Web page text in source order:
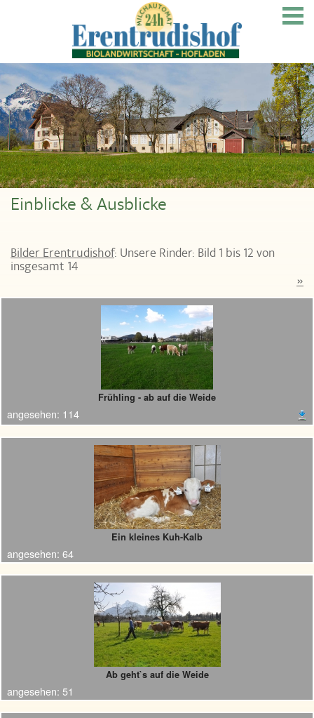
Home
Biolandwirtschaft
Milchautomat
Bildergalerie
Kontakt & Info
Einblicke & Ausblicke
Bilder Erentrudishof: Unsere Rinder: Bild 1 bis 12 von
insgesamt 14
»
Frühling - ab auf die Weide
angesehen: 114
Ein kleines Kuh-Kalb
angesehen: 64
Ab geht`s auf die Weide
angesehen: 51